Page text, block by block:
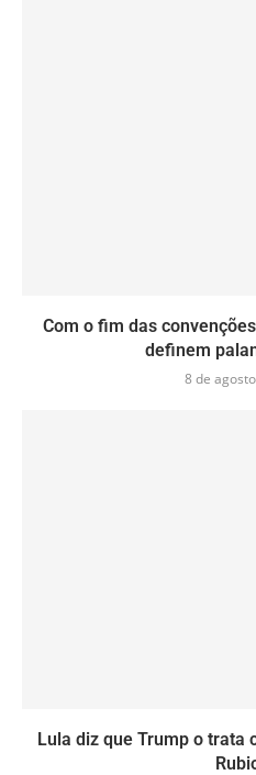
Com o fim das
definem
8 de
Lula diz que Trump o trata